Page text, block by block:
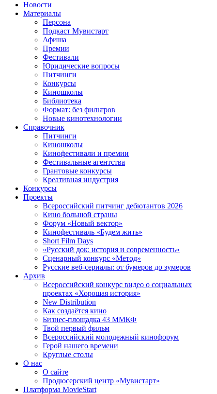
Новости
Материалы
Персона
Подкаст Мувистарт
Афиша
Премии
Фестивали
Юридические вопросы
Питчинги
Конкурсы
Киношколы
Библиотека
Формат: без фильтров
Новые кинотехнологии
Справочник
Питчинги
Киношколы
Кинофестивали и премии
Фестивальные агентства
Грантовые конкурсы
Креативная индустрия
Конкурсы
Проекты
Всероссийский питчинг дебютантов 2026
Кино большой страны
Форум «Новый вектор»
Кинофестиваль «Будем жить»
Short Film Days
«Русский док: история и современность»
Сценарный конкурс «Метод»
Русские веб-сериалы: от бумеров до зумеров
Архив
Всероссийский конкурс видео о социальных
проектах «Хорошая история»
New Distribution
Как создаётся кино
Бизнес-площадка 43 ММКФ
Твой первый фильм
Всероссийский молодежный кинофорум
Герой нашего времени
Круглые столы
О нас
О сайте
Продюсерский центр «Мувистарт»
Платформа MovieStart